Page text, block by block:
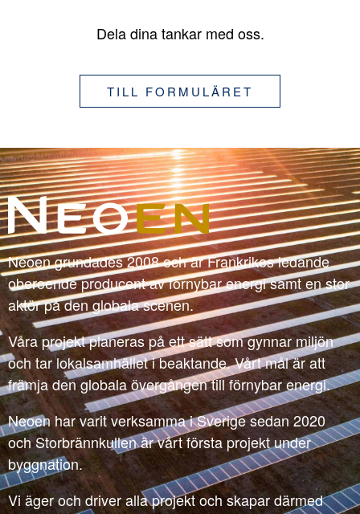
Dela dina tankar med oss.
TILL FORMULÄRET
Neoen grundades 2008 och är Frankrikes ledande
oberoende producent av förnybar energi samt en stor
aktör på den globala scenen.
Våra projekt planeras på ett sätt som gynnar miljön
och tar lokalsamhället i beaktande. Vårt mål är att
främja den globala övergången till förnybar energi.
Neoen har varit verksamma i Sverige sedan 2020
och Storbrännkullen är vårt första projekt under
byggnation.
Vi äger och driver alla projekt och skapar därmed